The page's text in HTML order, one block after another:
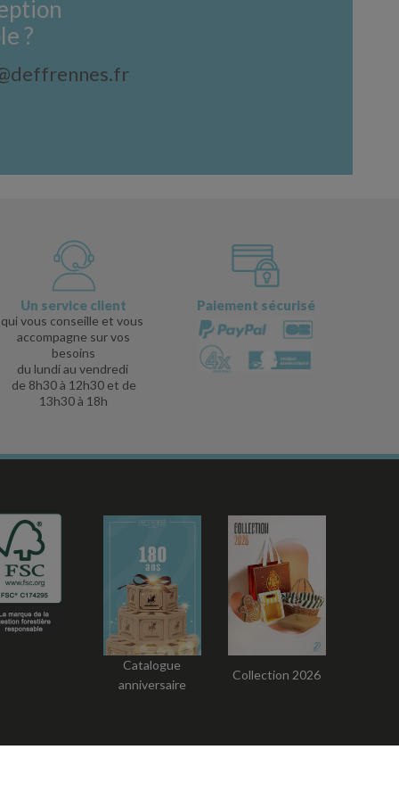
?
Un service client
qui vous conseille et vous
accompagne sur vos
besoins
du lundi au vendredi
de 8h30 à 12h30 et de
13h30 à 18h
Paiement sécurisé
Catalogue
anniversaire
Collection 2026